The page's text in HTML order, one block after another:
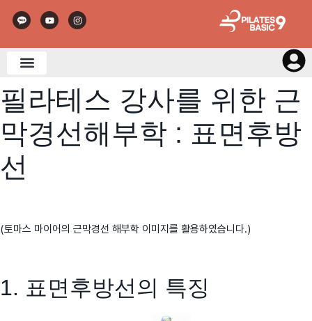
필라테스 강사를 위한 근
막경선해부학 : 표면후방
선
(토마스 마이어의 근막경선 해부학 이미지를 활용하였습니다.)
1. 표면후방선의 특징